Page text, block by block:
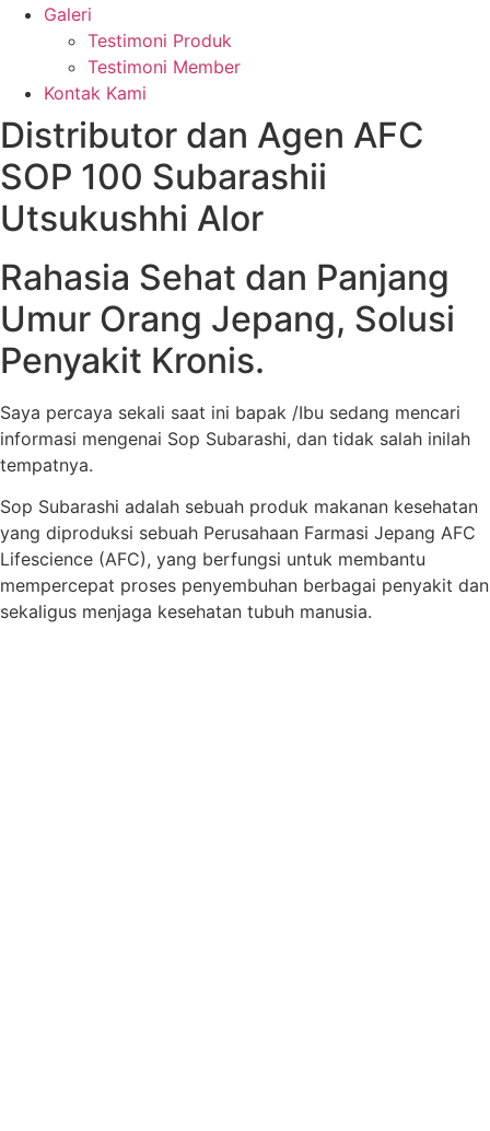
Galeri
Testimoni Produk
Testimoni Member
Kontak Kami
Distributor dan Agen AFC
SOP 100 Subarashii
Utsukushhi Alor
Rahasia Sehat dan Panjang
Umur Orang Jepang, Solusi
Penyakit Kronis.
Saya percaya sekali saat ini bapak /Ibu sedang mencari
informasi mengenai Sop Subarashi, dan tidak salah inilah
tempatnya.
Sop Subarashi adalah sebuah produk makanan kesehatan
yang diproduksi sebuah Perusahaan Farmasi Jepang AFC
Lifescience (AFC), yang berfungsi untuk membantu
mempercepat proses penyembuhan berbagai penyakit dan
sekaligus menjaga kesehatan tubuh manusia.